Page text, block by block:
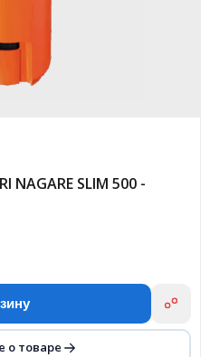
SLIM 500 -
о товаре